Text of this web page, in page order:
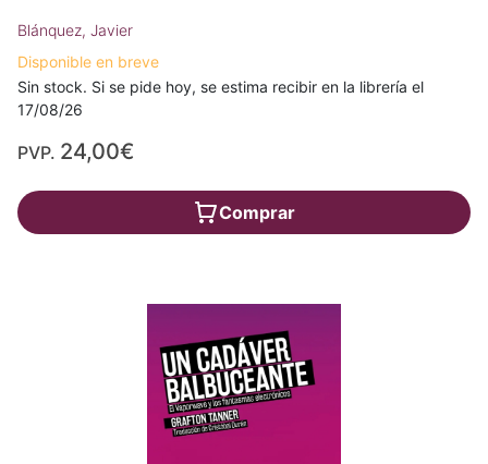
Blánquez, Javier
Disponible en breve
Sin stock. Si se pide hoy, se estima recibir en la librería el
17/08/26
PVP. 24,00€
Comprar